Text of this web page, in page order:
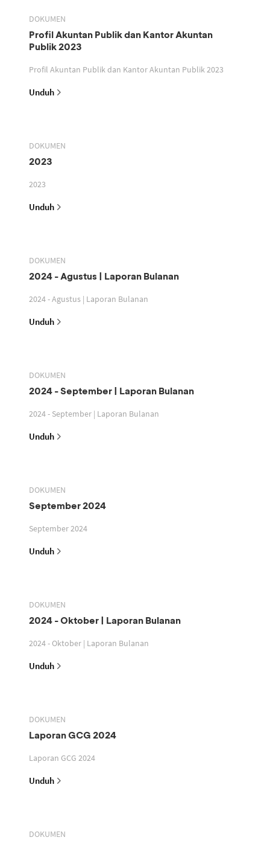
DOKUMEN
Profil Akuntan Publik dan Kantor Akuntan
Publik 2023
Profil Akuntan Publik dan Kantor Akuntan Publik 2023
Unduh
DOKUMEN
2023
2023
Unduh
DOKUMEN
2024 - Agustus | Laporan Bulanan
2024 - Agustus | Laporan Bulanan
Unduh
DOKUMEN
2024 - September | Laporan Bulanan
2024 - September | Laporan Bulanan
Unduh
DOKUMEN
September 2024
September 2024
Unduh
DOKUMEN
2024 - Oktober | Laporan Bulanan
2024 - Oktober | Laporan Bulanan
Unduh
DOKUMEN
Laporan GCG 2024
Laporan GCG 2024
Unduh
DOKUMEN